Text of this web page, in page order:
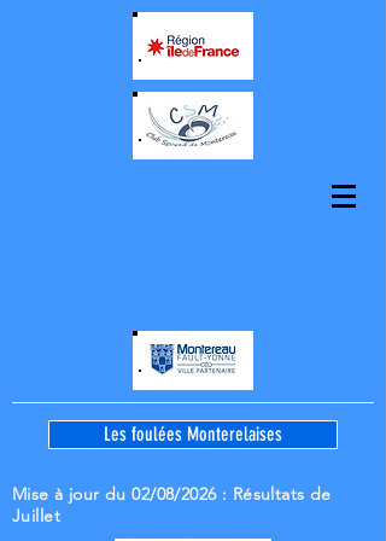
Les foulées Monterelaises
Mise à jour du 02/08/2026: Résultats de
Juillet